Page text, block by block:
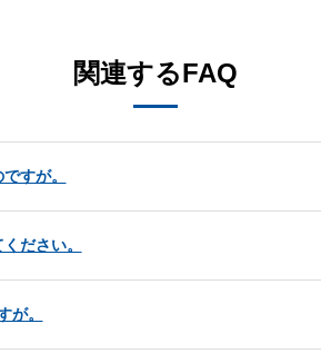
関連するFAQ
すが。
ださい。
が。